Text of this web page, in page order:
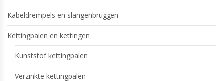
Kabeldrempels en slangenbruggen
Kettingpalen en kettingen
Kunststof kettingpalen
Verzinkte kettingpalen